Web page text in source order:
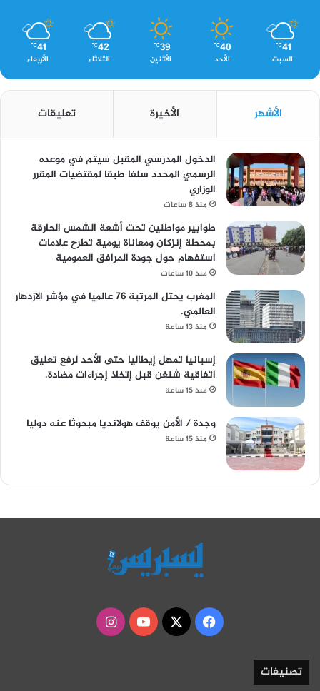
41
℃
السبت
40
℃
الأحد
39
℃
الأثنين
42
℃
الثلاثاء
41
℃
الأربعاء
الأشهر الأخيرة تعليقات
الدخول المدرسي المقبل سیتم في موعده
الرسمي المحدد سلفا طبقا لمقتضیات المقرر
الوزاري
منذ 8 ساعات
طوابير مواطنين تحت أشعة الشمس الحارقة
بمحطة إنزكان ومعاناة يومية تطرح علامات
استفهام حول جودة المرافق العمومية
منذ 10 ساعات
المغرب يحتل المرتبة 76 عالميا في مؤشر الازدهار
العالمي.
منذ 13 ساعة
إسبانيا تمهل إيطاليا حتى الأحد لرفع تعليق
اتفاقية شنغن قبل إتخاذ إجراءات مضادة.
منذ 15 ساعة
وجدة / الأمن يوقف هولانديا مبحوثا عنه دوليا
منذ 15 ساعة
فيسبوك
‫X
‫YouTubeانستقرام
تصنيفات